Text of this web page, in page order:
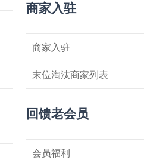
商家入驻
商家入驻
末位淘汰商家列表
回馈老会员
会员福利